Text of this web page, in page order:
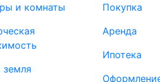
и комнаты
Покупка
Аренда
Ипотека